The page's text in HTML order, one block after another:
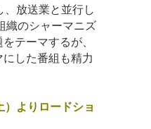
放送業と並行し
織のシャーマニズ
テーマするが、
した番組も精力
よりロードショ